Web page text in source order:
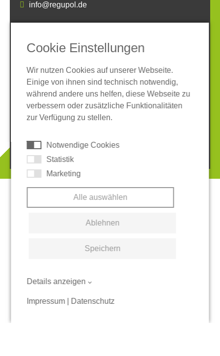
info@regupol.de
SOCIAL MEDIA
© 2026 REGUPOL Germany GmbH & Co. KG
Cookie Einstellungen
Wir nutzen Cookies auf unserer Webseite.
Einige von ihnen sind technisch notwendig,
während andere uns helfen, diese Webseite zu
verbessern oder zusätzliche Funktionalitäten
zur Verfügung zu stellen.
Notwendige Cookies
Statistik
Marketing
Alle auswählen
Ablehnen
Speichern
Details anzeigen
Impressum Datenschutz